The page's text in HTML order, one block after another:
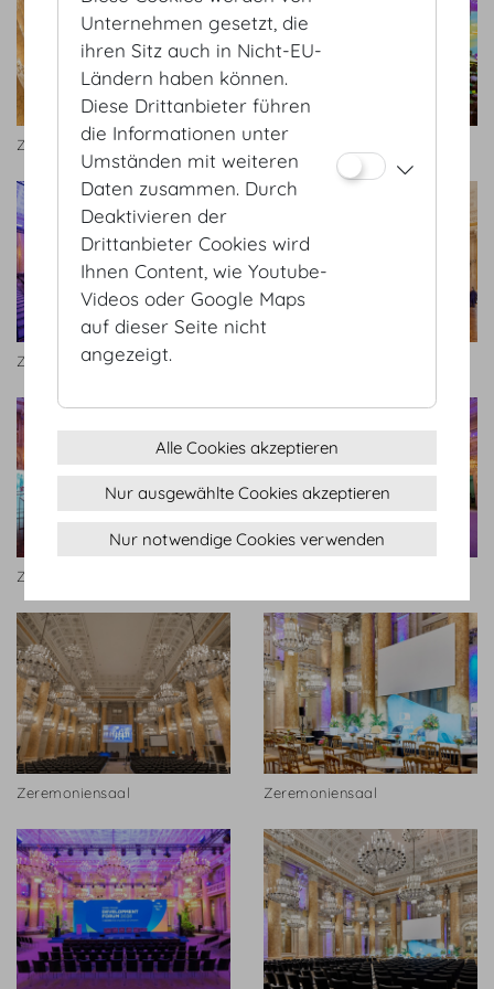
Zeremoniensaal Highlights_2018.jpg
Zeremoniensaal
Zeremoniensaal
Zeremoniensaal Zeremoniensaal
Unternehmen gesetzt, die
ihren Sitz auch in Nicht-EU-
Ländern haben können.
Diese Drittanbieter führen
die Informationen unter
Umständen mit weiteren
Daten zusammen. Durch
Deaktivieren der
Drittanbieter Cookies wird
Ihnen Content, wie Youtube-
Videos oder Google Maps
auf dieser Seite nicht
angezeigt.
Alle Cookies akzeptieren
Nur ausgewählte Cookies akzeptieren
Nur notwendige Cookies verwenden